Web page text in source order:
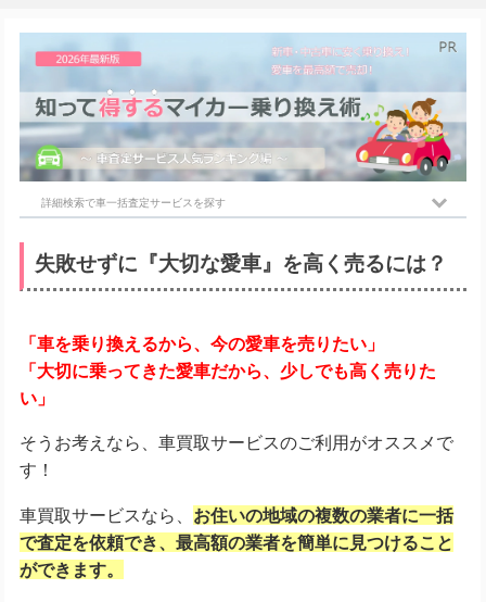
詳細検索で車一括査定サービスを探す
失敗せずに『大切な愛車』を高く売るには？
「車を乗り換えるから、今の愛車を売りたい」
「大切に乗ってきた愛車だから、少しでも高く売りた
い」
そうお考えなら、車買取サービスのご利用がオススメで
す！
車買取サービスなら、 お住いの地域の複数の業者に一括
で査定を依頼でき、 最高額の業者を簡単に見つけること
ができます。